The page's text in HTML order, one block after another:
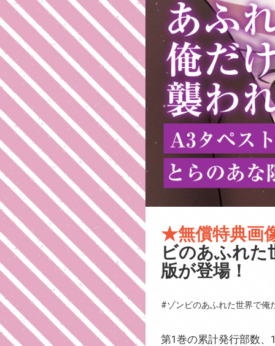
★無償特典画
ビのあふれ
版が登場！
#ゾンビのあふれた世界で俺
第1巻の累計発行部数